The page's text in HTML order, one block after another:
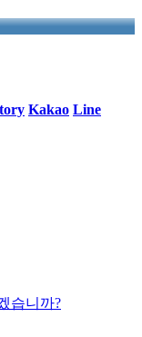
Kakao Line
습니까?